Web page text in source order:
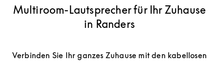
Multiroom-Lautsprecher für Ihr Zuhause
in Randers
Verbinden Sie Ihr ganzes Zuhause mit den kabellosen